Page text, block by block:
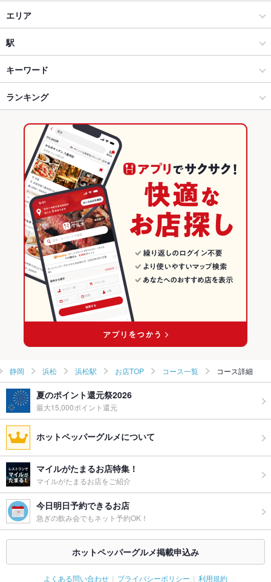
中華
中華全般
浜松 × 中華
浜松 × 中華全般
新浜松駅 × 中華
新浜松駅 × 中華全般
エリア
浜松駅
浜松駅 × 中華
浜松駅 × 中華全般
静岡 × 中華
静岡 × 中華全般
駅
新浜松駅
第一通り駅
浜松駅
キーワード
エビ料理
ランキング
静岡のグルメランキング
静岡の中華ランキング
静岡の中華全般ランキング
浜松のグルメランキング
浜松の中華ランキング
浜松の中華全般ランキング
浜松駅のグルメランキング
浜松駅の中華ランキング
浜松駅の中華全般ランキング
静岡 浜松 浜松駅 お店TOP コース一覧 コース詳細
夏のポイント還元祭2026
最大15,000ポイント還元
ホットペッパーグルメについて
マイルがたまるお店特集！
マイルがたまるお店をご紹介
今日明日予約できるお店
急ぎの飲み会でもネット予約OK！
ホットペッパーグルメ掲載申込み
よくある問い合わせ プライバシーポリシー 利用規約